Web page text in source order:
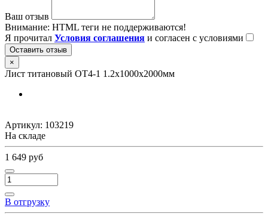
Ваш отзыв
Внимание: HTML теги не поддерживаются!
Я прочитал Условия соглашения и согласен с условиями
Оставить отзыв
×
Лист титановый ОТ4-1 1.2х1000х2000мм
Артикул: 103219
На складе
1 649 руб
В отгрузку